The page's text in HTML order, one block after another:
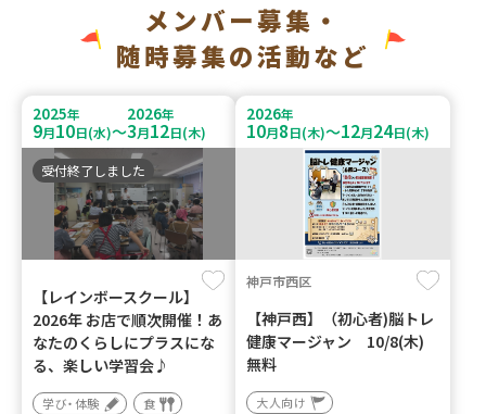
メンバー募集・
随時募集の活動など
2025年
9月10日(水)～
2026年
3月12日(木)
受付終了しました
【レインボースクール】
2026年 お店で順次開催！あ
なたのくらしにプラスにな
る、楽しい学習会♪
学び・体験
食
2026年
10月8日(木)～12月24日(木)
神戸市西区
【神戸西】（初心者)脳トレ
健康マージャン 10/8(木)
無料
大人向け